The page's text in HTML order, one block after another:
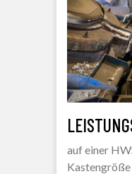
auf einer